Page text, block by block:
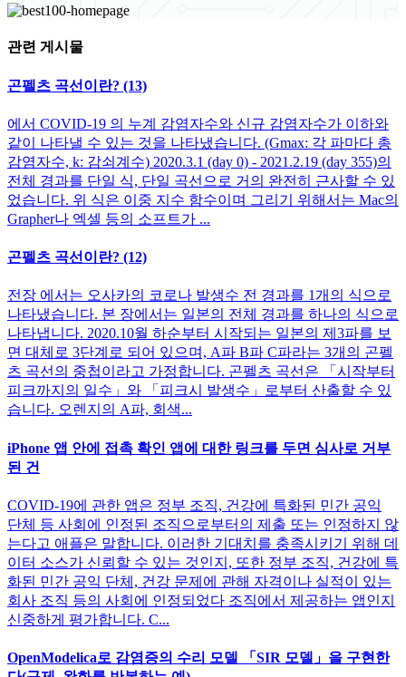
관련 게시물
곤펠츠 곡선이란? (13)
에서 COVID-19 의 누계 감염자수와 신규 감염자수가 이하와
같이 나타낼 수 있는 것을 나타냈습니다. (Gmax: 각 파마다 총
감염자수, k: 감쇠계수) 2020.3.1 (day 0) - 2021.2.19 (day 355)의
전체 경과를 단일 식, 단일 곡선으로 거의 완전히 근사할 수 있
었습니다. 위 식은 이중 지수 함수이며 그리기 위해서는 Mac의
Grapher나 엑셀 등의 소프트가 ...
곤펠츠 곡선이란? (12)
전장 에서는 오사카의 코로나 발생수 전 경과를 1개의 식으로
나타냈습니다. 본 장에서는 일본의 전체 경과를 하나의 식으로
나타냅니다. 2020.10월 하순부터 시작되는 일본의 제3파를 보
면 대체로 3단계로 되어 있으며, A파 B파 C파라는 3개의 곤펠
츠 곡선의 중첩이라고 가정합니다. 곤펠츠 곡선은 「시작부터
피크까지의 일수」와 「피크시 발생수」로부터 산출할 수 있
습니다. 오렌지의 A파, 회색...
iPhone 앱 안에 접촉 확인 앱에 대한 링크를 두면 심사로 거부
된 건
COVID-19에 관한 앱은 정부 조직, 건강에 특화된 민간 공익
단체 등 사회에 인정된 조직으로부터의 제출 또는 인정하지 않
는다고 애플은 말합니다. 이러한 기대치를 충족시키기 위해 데
이터 소스가 신뢰할 수 있는 것인지, 또한 정부 조직, 건강에 특
화된 민간 공익 단체, 건강 문제에 관해 자격이나 실적이 있는
회사 조직 등의 사회에 인정되었다 조직에서 제공하는 앱인지
신중하게 평가합니다. C...
OpenModelica로 감염증의 수리 모델 「SIR 모델」을 구현한